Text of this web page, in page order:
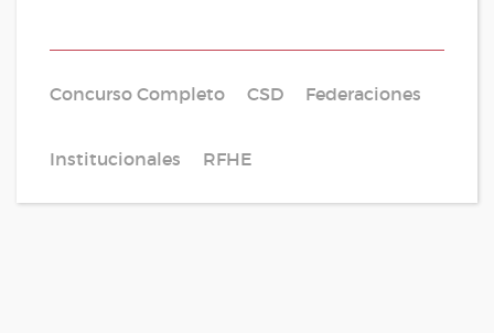
Concurso Completo CSD Federaciones
Institucionales RFHE